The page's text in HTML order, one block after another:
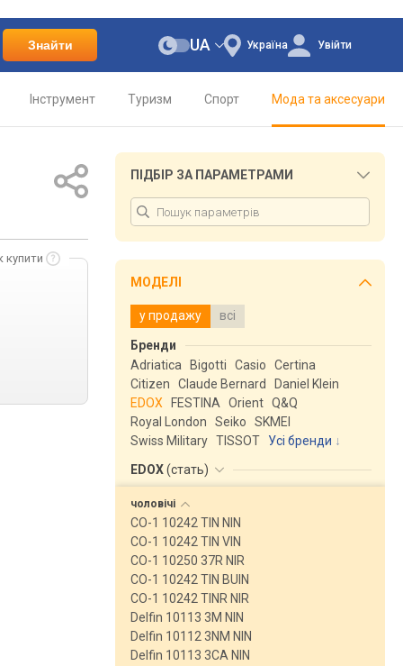
Знайти Україна
UA Увійти
Інструмент Туризм Спорт Мода та аксесуари
купити
ПІДБІР ЗА ПАРАМЕТРАМИ
МОДЕЛІ
у продажу всі
Бренди
Adriatica
Bigotti Casio
Certina
Citizen
Claude Bernard
Daniel Klein
EDOX
FESTINA Orient Q&Q
Royal London
Seiko
SKMEI
Swiss Military TISSOT
Усі бренди
EDOX(стать)
чоловічі
CO-1 10242 TIN NIN
CO-1 10242 TIN VIN
CO-1 10250 37R NIR
CO-1 10242 TIN BUIN
CO-1 10242 TINR NIR
Delfin 10113 3M NIN
Delfin 10112 3NM NIN
Delfin 10113 3CA NIN